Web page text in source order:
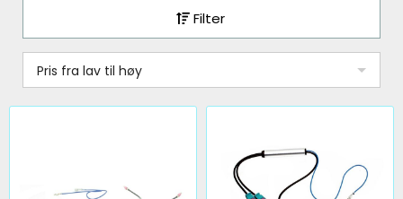
Filter
Pris fra lav til høy